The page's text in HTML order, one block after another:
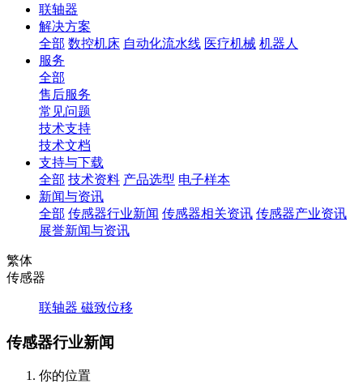
联轴器
解决方案
全部 数控机床 自动化流水线 医疗机械 机器人
服务
全部
售后服务
常见问题
技术支持
技术文档
支持与下载
全部 技术资料 产品选型 电子样本
新闻与资讯
全部 传感器行业新闻 传感器相关资讯 传感器产业资讯
展誉新闻与资讯
繁体
传感器
联轴器 磁致位移
传感器行业新闻
你的位置